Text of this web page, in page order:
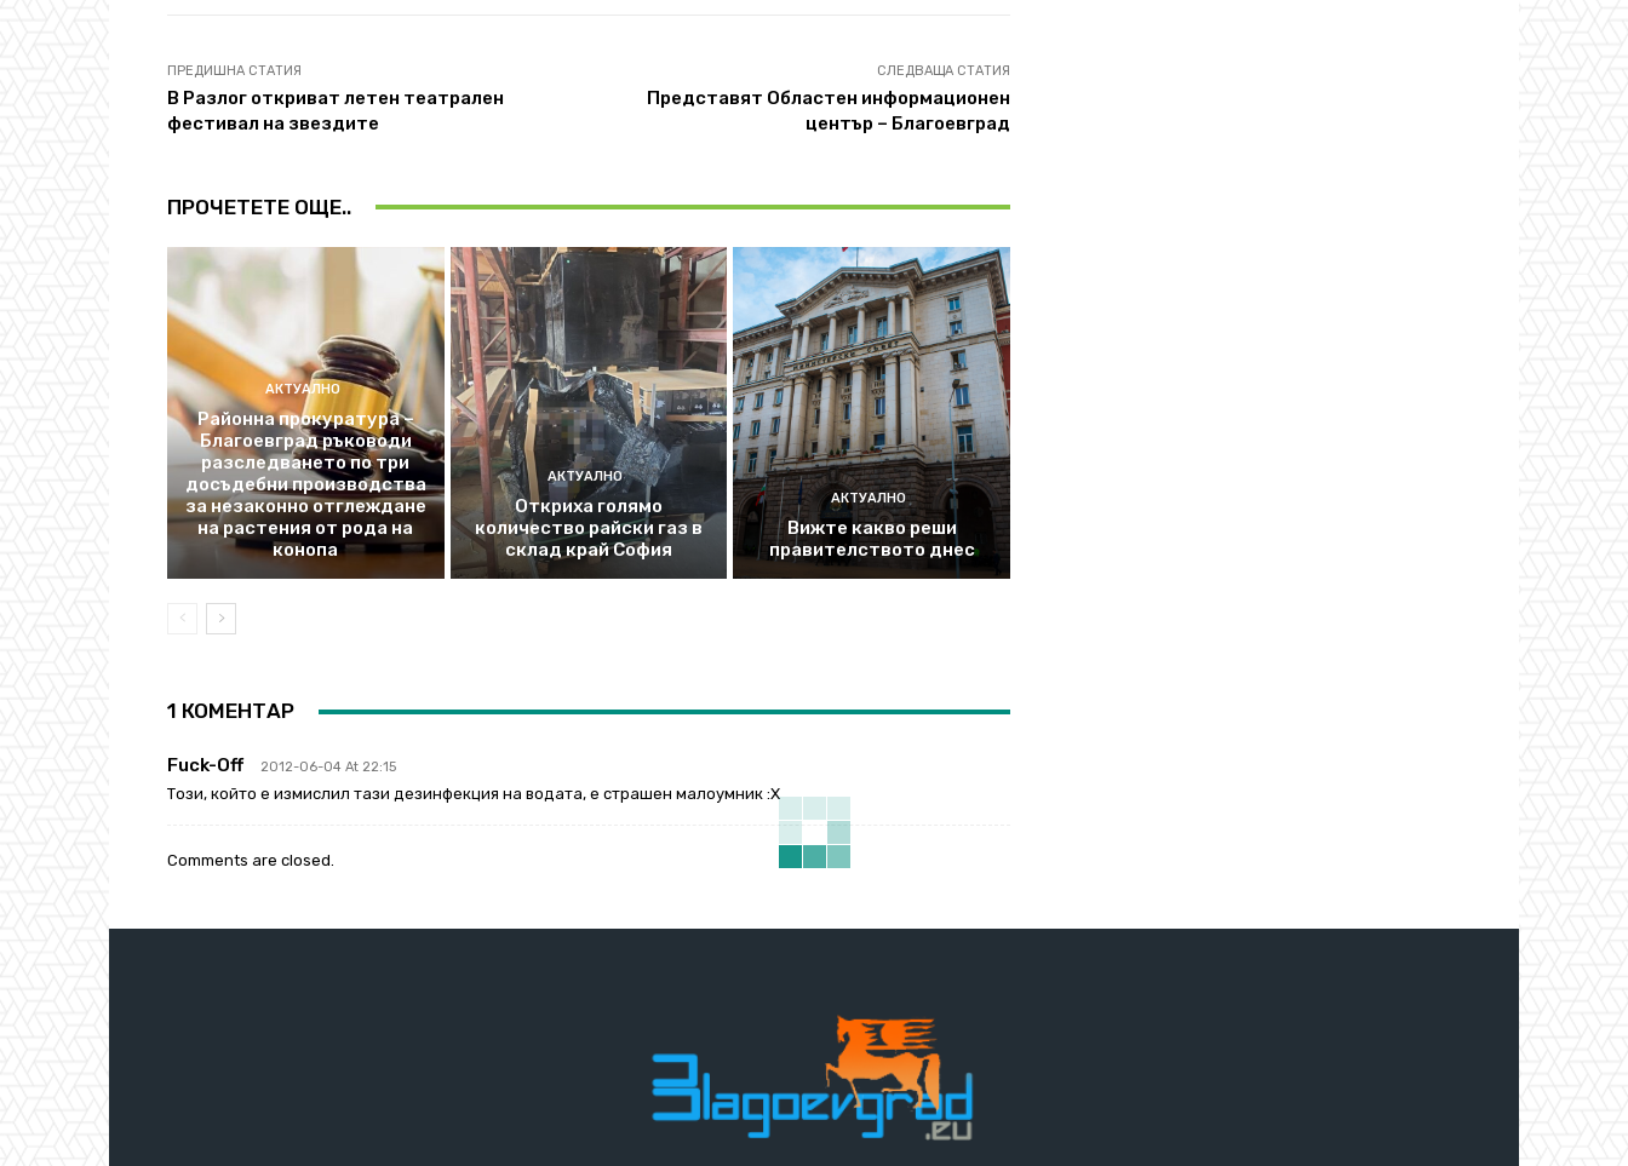
ПРЕДИШНА СТАТИЯ
В Разлог откриват летен театрален
фестивал на звездите
СЛЕДВАЩА СТАТИЯ
Представят Областен информационен
център – Благоевград
ПРОЧЕТЕТЕ ОЩЕ..
АКТУАЛНО
Районна прокуратура –
Благоевград ръководи
разследването по три
досъдебни производства
за незаконно отглеждане
на растения от рода на
конопа
АКТУАЛНО
Откриха голямо
количество райски газ в
склад край София
АКТУАЛНО
Вижте какво реши
правителството днес
1 КОМЕНТАР
Fuck-Off 2012-06-04 At 22:15
Този, който е измислил тази дезинфекция на водата, е страшен малоумник :Х
Comments are closed.